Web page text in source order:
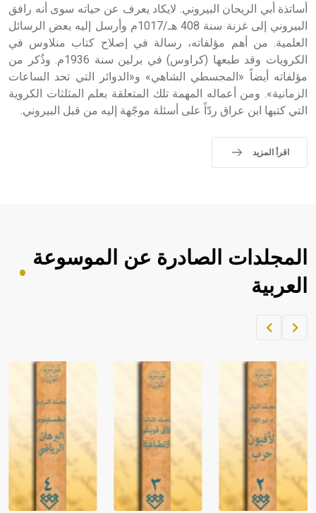
أساتذة أبي الريحان البيروني. لايكاد يعرف عن حياته سوى أنه رافق
البيروني إلى غزنة سنة 408 هـ/1017م وأرسل إليه بعض الرسائل
العلمية. من أهم مؤلفاته، رسالة في إصلاح كتاب منلاوس في
الكرويات وقد طبعها (كراوس) في برلين سنة 1936م. وذُكر من
مؤلفاته أيضاً «المجسطي الشاهي» و«الدوائر التي تحد الساعات
الزمانية». ومن أعماله المهمة تلك المتعلقة بعلم المثلثات الكروية
التي كتبها ابن عراق ردّاً على أسئلة موجّهة إليه من قبل البيروني.
اقرأ المزيد
المجلدات الصادرة عن الموسوعة
العربية